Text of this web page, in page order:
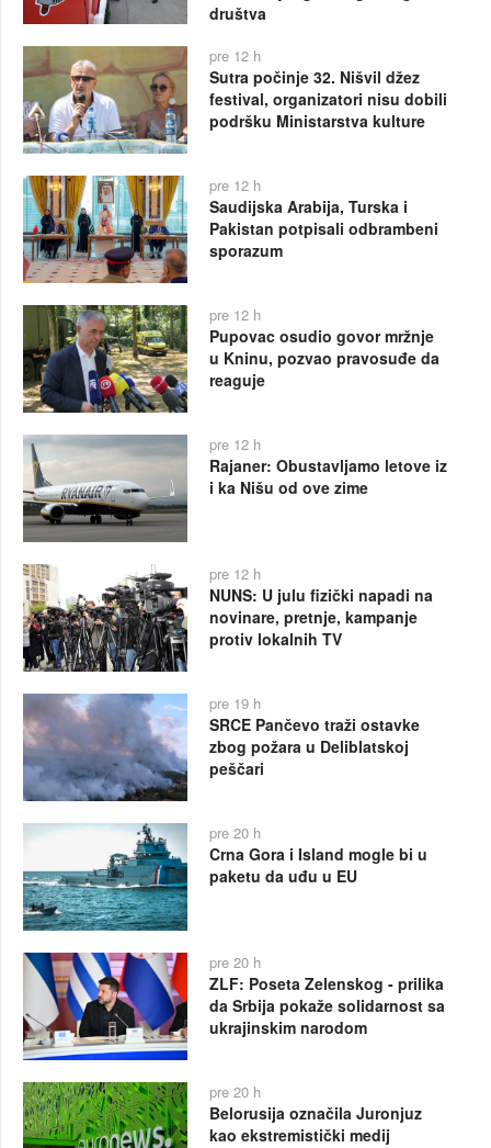
društva
pre 12 h
Sutra počinje 32. Nišvil džez
festival, organizatori nisu dobili
podršku Ministarstva kulture
pre 12 h
Saudijska Arabija, Turska i
Pakistan potpisali odbrambeni
sporazum
pre 12 h
Pupovac osudio govor mržnje
u Kninu, pozvao pravosuđe da
reaguje
pre 12 h
Rajaner: Obustavljamo letove iz
i ka Nišu od ove zime
pre 12 h
NUNS: U julu fizički napadi na
novinare, pretnje, kampanje
protiv lokalnih TV
pre 19 h
SRCE Pančevo traži ostavke
zbog požara u Deliblatskoj
peščari
pre 20 h
Crna Gora i Island mogle bi u
paketu da uđu u EU
pre 20 h
ZLF: Poseta Zelenskog - prilika
da Srbija pokaže solidarnost sa
ukrajinskim narodom
pre 20 h
Belorusija označila Juronjuz
kao ekstremistički medij